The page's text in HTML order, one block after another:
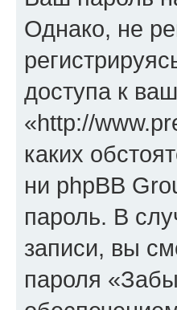
Однако, не
доступа к
«http://
каких
ни phpBB
пароль. В
записи, вы
пароля